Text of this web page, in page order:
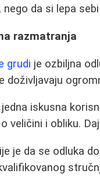
nego da si lepa
razmatranja
grudi je ozbiljna
doživljavaju
iskusna
veličini i obliku.
je da se odluka